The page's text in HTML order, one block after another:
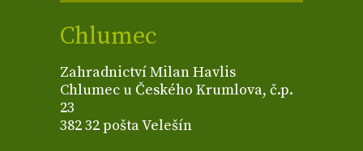
Chlumec
Zahradnictví Milan Havlis
Chlumec u Českého Krumlova, č.p.
23
382 32 pošta Velešín